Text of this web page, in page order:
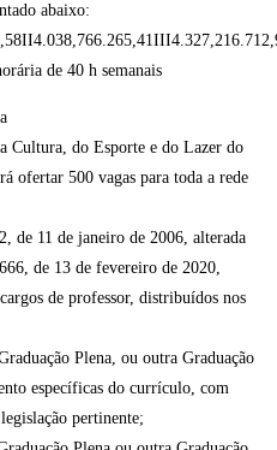
abaixo:
de 40 h semanais
Cultura, do Esporte e do Lazer do
ofertar 500 vagas para toda a rede
de 11 de janeiro de 2006, alterada
de 13 de fevereiro de 2020,
de professor, distribuídos nos
Plena, ou outra Graduação
específicas do currículo, com
pertinente;